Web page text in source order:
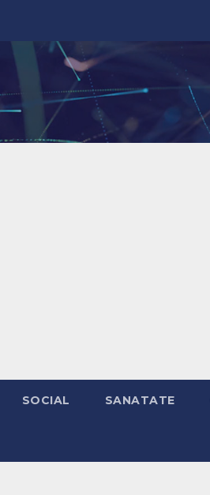
SOCIAL SANATATE